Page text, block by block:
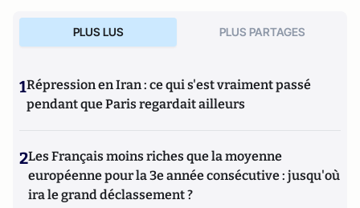
PLUS LUS PLUS PARTAGES
1Répression en Iran : ce qui s'est vraiment passé
pendant que Paris regardait ailleurs
2Les Français moins riches que la moyenne
européenne pour la 3e année consécutive : jusqu'où
ira le grand déclassement ?